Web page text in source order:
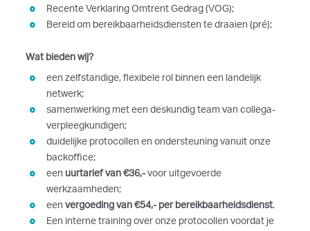
Recente Verklaring Omtrent Gedrag (VOG);
Bereid om bereikbaarheidsdiensten te draaien (pré);
Wat bieden wij?
een zelfstandige, flexibele rol binnen een landelijk
netwerk;
samenwerking met een deskundig team van collega-
verpleegkundigen;
duidelijke protocollen en ondersteuning vanuit onze
backoffice;
een uurtarief van €36,-voor uitgevoerde
werkzaamheden;
een vergoeding van €54,- per bereikbaarheidsdienst.
Een interne training over onze protocollen voordat je